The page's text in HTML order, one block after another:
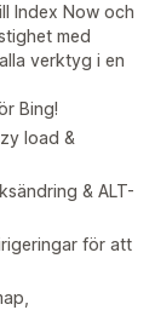
Index Now och
med
verktyg i en
Bing!
load &
& ALT-
för att